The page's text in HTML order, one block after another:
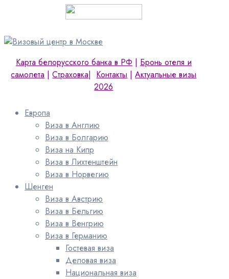
Карта белорусского банка в РФ | Бронь отеля и
самолета |Страховка| Контакты |Актуальные визы
2026
Европа
Виза в Англию
Виза в Болгарию
Виза на Кипр
Виза в Лихтенштейн
Виза в Норвегию
Шенген
Виза в Австрию
Виза в Бельгию
Виза в Венгрию
Виза в Германию
Гостевая виза
Деловая виза
Национальная виза